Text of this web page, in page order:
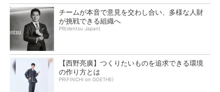
チームが本音で意見を交わし合い、多様な人財
が挑戦できる組織へ
PR(dentsu Japan)
【西野亮廣】つくりたいものを追求できる環境
の作り方とは
PR(FINCHI on GOETHE)